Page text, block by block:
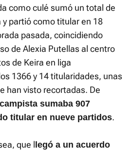
como culé sumó un total de
partió como titular en 18
pasada, coincidiendo
de Alexia Putellas al centro
de Keira en liga
1366 y 14 titularidades, unas
han visto recortadas. De
sumaba 907
titular en nueve partidos.
que l legó a un acuerdo